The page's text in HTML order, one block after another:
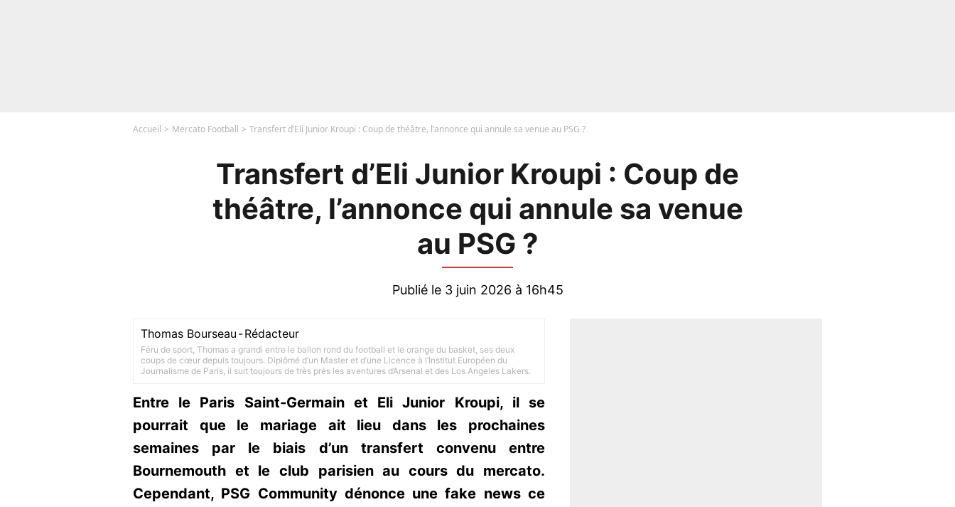
Accueil Mercato Football Transfert d’Eli Junior Kroupi : Coup de théâtre, l’annonce qui annule sa venue au PSG ?
Transfert d’Eli Junior Kroupi : Coup de
théâtre, l’annonce qui annule sa venue
au PSG ?
Publié le 3 juin 2026 à 16h45
Thomas Bourseau -Rédacteur
Féru de sport, Thomas a grandi entre le ballon rond du football et le orange du basket, ses deux
coups de cœur depuis toujours. Diplômé d’un Master et d’une Licence à l’Institut Européen du
Journalisme de Paris, il suit toujours de très près les aventures d’Arsenal et des Los Angeles Lakers.
Entre le Paris Saint-Germain et Eli Junior Kroupi, il se
pourrait que le mariage ait lieu dans les prochaines
semaines par le biais d’un transfert convenu entre
Bournemouth et le club parisien au cours du mercato.
Cependant, PSG Community dénonce une fake news ce